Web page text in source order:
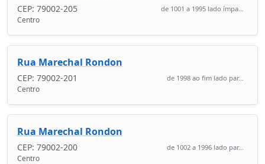
CEP: 79002-205 de 1001 a 1995 lado ímpa...
Centro
Rua Marechal Rondon
CEP: 79002-201 de 1998 ao fim lado par...
Centro
Rua Marechal Rondon
CEP: 79002-200 de 1002 a 1996 lado par...
Centro